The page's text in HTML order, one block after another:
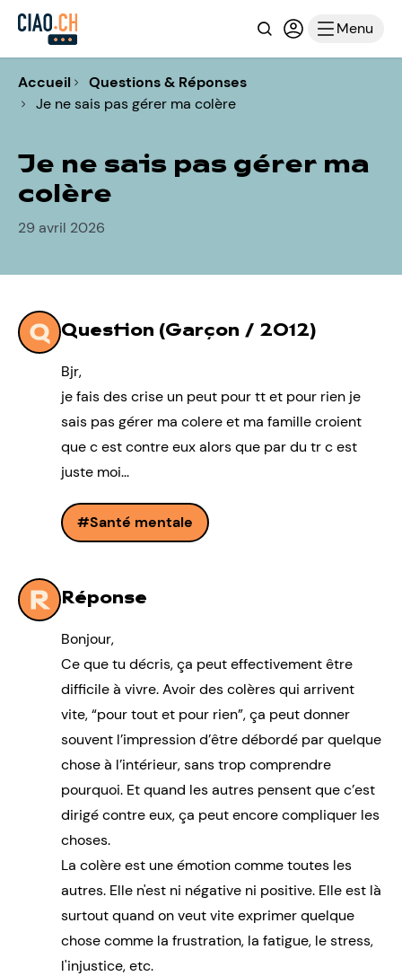
RechercheConnexion
Menu
Accueil
Questions & Réponses
Je ne sais pas gérer ma colère
Je ne sais pas gérer ma
colère
29 avril 2026
Question (Garçon / 2012)
Bjr,
je fais des crise un peut pour tt et pour rien je
sais pas gérer ma colere et ma famille croient
que c est contre eux alors que par du tr c est
juste moi...
Santé mentale
Réponse
Bonjour,
Ce que tu décris, ça peut effectivement être
difficile à vivre. Avoir des colères qui arrivent
vite, “pour tout et pour rien”, ça peut donner
souvent l’impression d’être débordé par quelque
chose à l’intérieur, sans trop comprendre
pourquoi. Et quand les autres pensent que c’est
dirigé contre eux, ça peut encore compliquer les
choses.
La colère est une émotion comme toutes les
autres. Elle n'est ni négative ni positive. Elle est là
surtout quand on veut vite exprimer quelque
chose comme la frustration, la fatigue, le stress,
l'injustice, etc.